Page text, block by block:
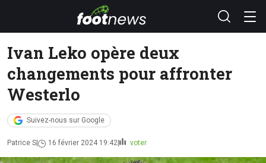
Ivan Leko opère deux
changements pour affronter
Westerlo
Suivez-nous sur Google
Patrice S 16 février 2024 19:42 voter